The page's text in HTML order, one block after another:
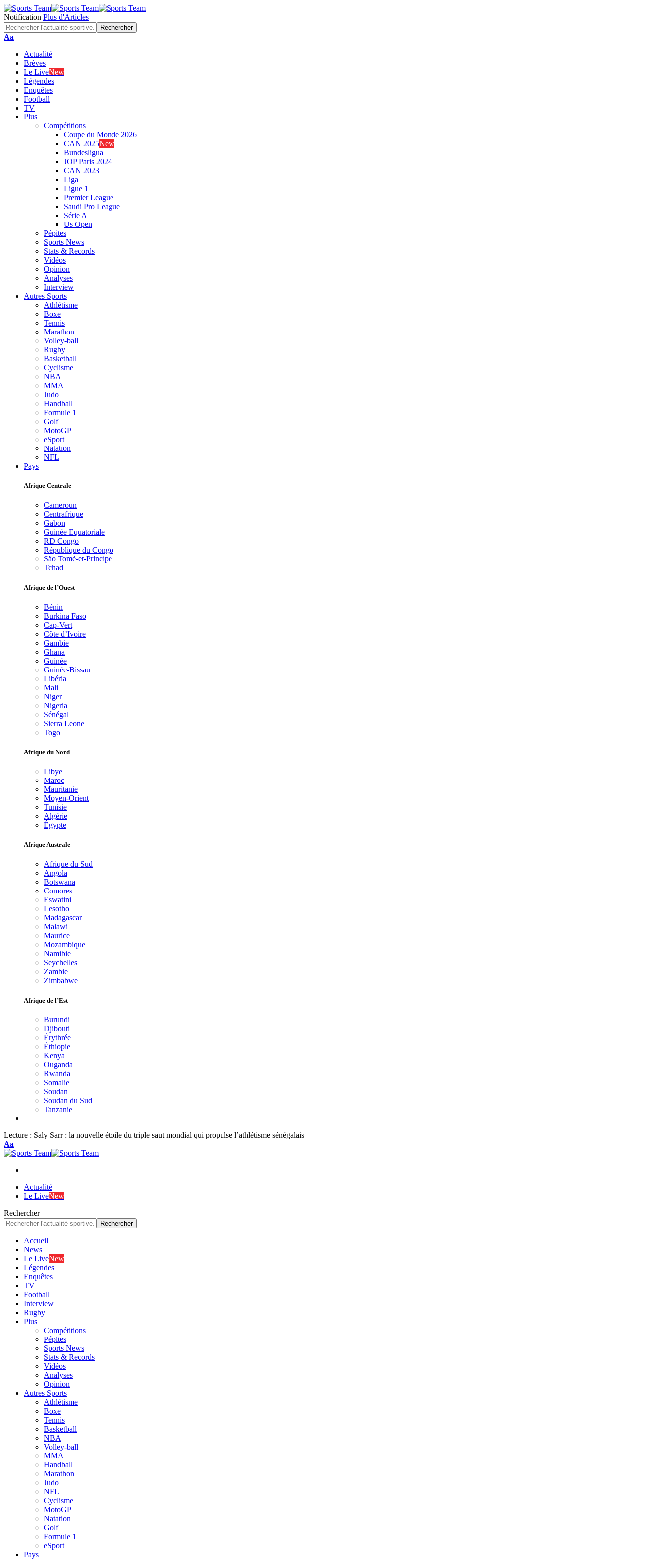
Notification Plus d'Articles
Font
Aa
Actualité
Brèves
Le LiveNew
Légendes
Enquêtes
Football
TV
Plus
Compétitions
Coupe du Monde 2026
CAN 2025New
Bundesligua
JOP Paris 2024
CAN 2023
Liga
Ligue 1
Premier League
Saudi Pro League
Série A
Us Open
Pépites
Sports News
Stats & Records
Vidéos
Opinion
Analyses
Interview
Autres Sports
Athlétisme
Boxe
Tennis
Marathon
Volley-ball
Rugby
Basketball
Cyclisme
NBA
MMA
Judo
Handball
Formule 1
Golf
MotoGP
eSport
Natation
NFL
Pays
Afrique Centrale
Cameroun
Centrafrique
Gabon
Guinée Equatoriale
RD Congo
République du Congo
São Tomé-et-Príncipe
Tchad
Afrique de l’Ouest
Bénin
Burkina Faso
Cap-Vert
Côte d’Ivoire
Gambie
Ghana
Guinée
Guinée-Bissau
Libéria
Mali
Niger
Nigeria
Sénégal
Sierra Leone
Togo
Afrique du Nord
Libye
Maroc
Mauritanie
Moyen-Orient
Tunisie
Algérie
Égypte
Afrique Australe
Afrique du Sud
Angola
Botswana
Comores
Eswatini
Lesotho
Madagascar
Malawi
Maurice
Mozambique
Namibie
Seychelles
Zambie
Zimbabwe
Afrique de l’Est
Burundi
Djibouti
Érythrée
Éthiopie
Kenya
Ouganda
Rwanda
Somalie
Soudan
Soudan du Sud
Tanzanie
Lecture : Saly Sarr : la nouvelle étoile du triple saut mondial qui propulse l’athlétisme sénégalais
Font
Resizer
Aa
Actualité
Le LiveNew
Rechercher
Accueil
News
Le LiveNew
Légendes
Enquêtes
TV
Football
Interview
Rugby
Plus
Compétitions
Pépites
Sports News
Stats & Records
Vidéos
Analyses
Opinion
Autres Sports
Athlétisme
Boxe
Tennis
Basketball
NBA
Volley-ball
MMA
Handball
Marathon
Judo
NFL
Cyclisme
MotoGP
Natation
Golf
Formule 1
eSport
Pays